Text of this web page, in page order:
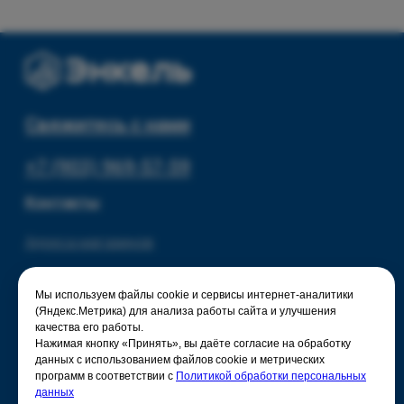
Мы используем файлы cookie и сервисы интернет-аналитики
(Яндекс.Метрика) для анализа работы сайта и улучшения
качества его работы.
Нажимая кнопку «Принять», вы даёте согласие на обработку
данных с использованием файлов cookie и метрических
программ в соответствии с Политикой обработки персональных
данных
© 2025 - Интернет-магазин Enkelshop.ru
Политика конфиденциальности